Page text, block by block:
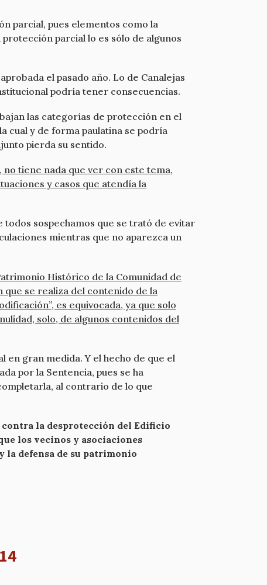
parcial, pues elementos como la
parcial lo es sólo de algunos
el pasado año. Lo de Canalejas
podría tener consecuencias.
las categorías de protección en el
cual y de forma paulatina se podría
pierda su sentido.
tiene nada que ver con este tema,
y casos que atendía la
todos sospechamos que se trató de evitar
mientras que no aparezca un
Histórico de la Comunidad de
se realiza del contenido de la
es equivocada, ya que solo
solo, de algunos contenidos del
gran medida. Y el hecho de que el
por la Sentencia, pues se ha
al contrario de lo que
contra la desprotección del Edificio
los vecinos y asociaciones
la defensa de su patrimonio